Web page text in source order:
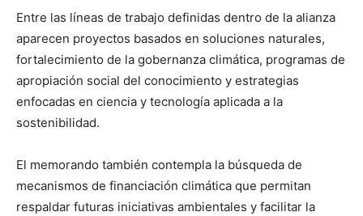
Entre las líneas de trabajo definidas dentro de la alianza
aparecen proyectos basados en soluciones naturales,
fortalecimiento de la gobernanza climática, programas de
apropiación social del conocimiento y estrategias
enfocadas en ciencia y tecnología aplicada a la
sostenibilidad.
El memorando también contempla la búsqueda de
mecanismos de financiación climática que permitan
respaldar futuras iniciativas ambientales y facilitar la